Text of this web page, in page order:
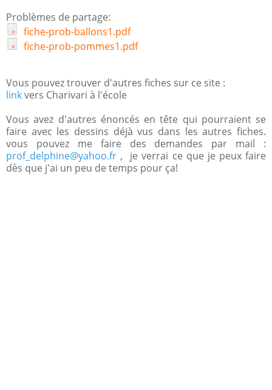
Problèmes de partage:
fiche-prob-ballons1.pdf
fiche-prob-pommes1.pdf
Vous pouvez trouver d'autres fiches sur ce site :
linkvers Charivari à l'école
Vous avez d'autres énoncés en tête qui pourraient se
faire avec les dessins déjà vus dans les autres fiches.
vous pouvez me faire des demandes par mail :
prof_delphine@yahoo.fr , je verrai ce que je peux faire
dès que j'ai un peu de temps pour ça!